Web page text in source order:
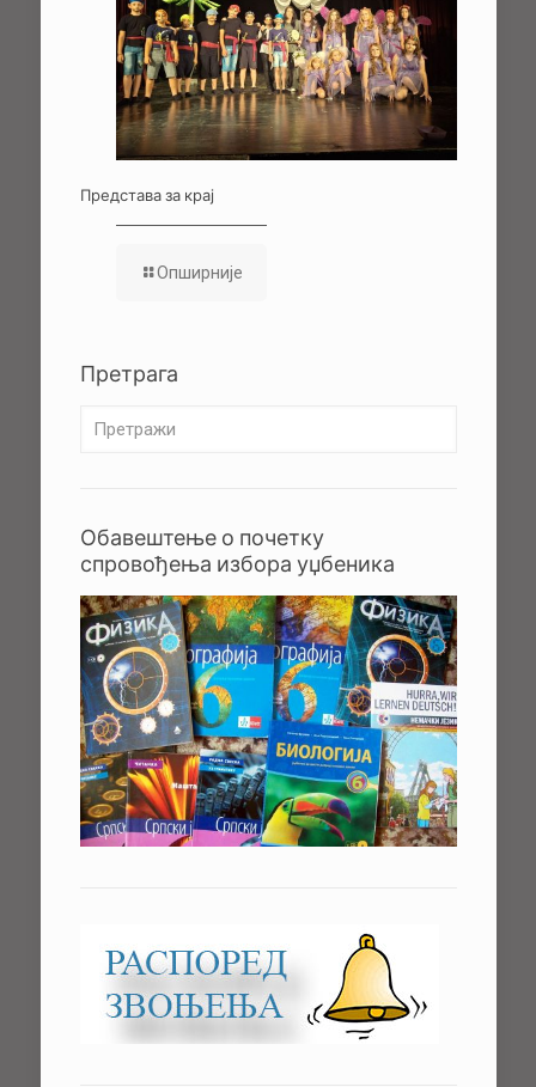
Представа за крај
Опширније
Претрага
Обавештење о почетку
спровођења избора уџбеника